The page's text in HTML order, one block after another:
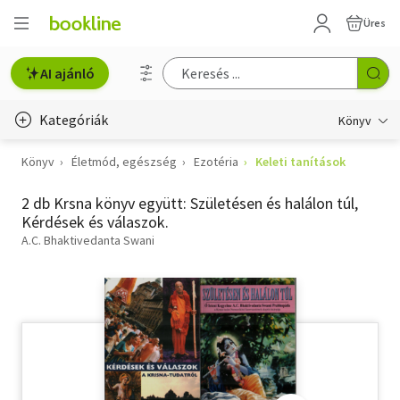
Üres
AI ajánló
Kategóriák Könyv
Életmód, egészség
Erotika
Gyermek- és ifjúsági
Hobbi, szabadidő
Könyv Életmód, egészség Ezotéria Keleti tanítások
2 db Krsna könyv együtt: Születésen és halálon túl,
Kérdések és válaszok.
A.C. Bhaktivedanta Swani